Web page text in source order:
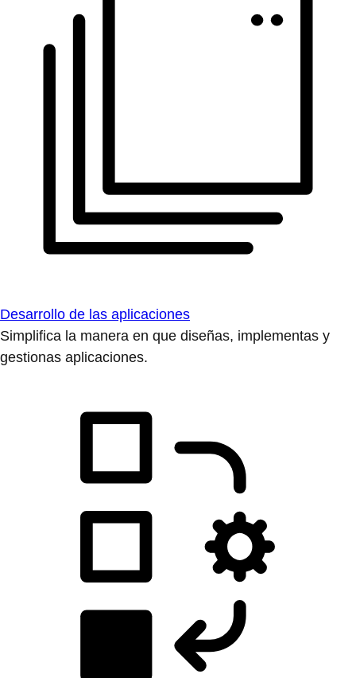
Desarrollo de las aplicaciones
Simplifica la manera en que diseñas, implementas y
gestionas aplicaciones.